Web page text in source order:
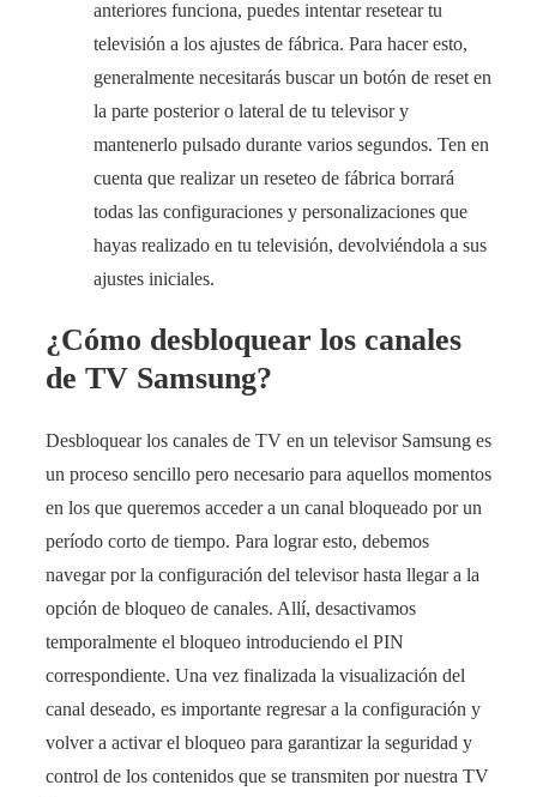
anteriores funciona, puedes intentar resetear tu
televisión a los ajustes de fábrica. Para hacer esto,
generalmente necesitarás buscar un botón de reset en
la parte posterior o lateral de tu televisor y
mantenerlo pulsado durante varios segundos. Ten en
cuenta que realizar un reseteo de fábrica borrará
todas las configuraciones y personalizaciones que
hayas realizado en tu televisión, devolviéndola a sus
ajustes iniciales.
¿Cómo desbloquear los canales
de TV Samsung?
Desbloquear los canales de TV en un televisor Samsung es
un proceso sencillo pero necesario para aquellos momentos
en los que queremos acceder a un canal bloqueado por un
período corto de tiempo. Para lograr esto, debemos
navegar por la configuración del televisor hasta llegar a la
opción de bloqueo de canales. Allí, desactivamos
temporalmente el bloqueo introduciendo el PIN
correspondiente. Una vez finalizada la visualización del
canal deseado, es importante regresar a la configuración y
volver a activar el bloqueo para garantizar la seguridad y
control de los contenidos que se transmiten por nuestra TV